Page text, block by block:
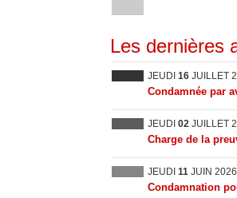
Les dernières
JEUDI 16 JUILLET
Condamnée par
JEUDI 02 JUILLET
Charge de la
JEUDI 11 JUIN 2026
Condamnation